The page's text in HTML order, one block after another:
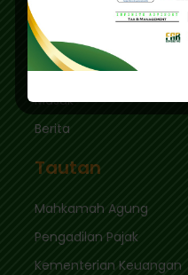
sekretariat@ikpi.or.id
Tautan Cepat
Masuk
Berita
Tautan
Mahkamah Agung
Pengadilan Pajak
Kementerian Keuangan